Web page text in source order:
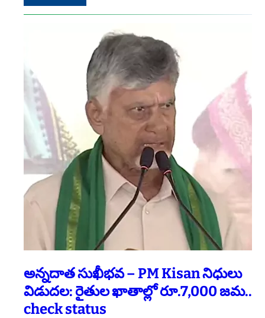
అన్నదాత సుఖీభవ – PM Kisan నిధులు
విడుదల: రైతుల ఖాతాల్లో రూ.7,000 జమ..
check status